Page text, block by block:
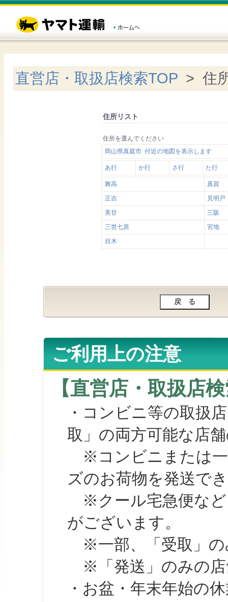
直営店・取扱店検索TOP > 住
住所リスト
住所を選んでください
岡山県真庭市 付近の地図を表示します
あ行 か行 さ行 た行
舞高
真賀
正吉
見明戸
美甘
三阪
三世七原
宮地
目木
ご利用上の注意
【直営店・取扱店
・コンビニ等の取扱
取」の両方可能な店
※コンビニまたは一
ズのお荷物を発送で
※クール宅急便など
がございます。
※一部、「受取」の
※「発送」のみの店
・お盆・年末年始の